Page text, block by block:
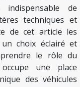
de
techniques et
de cet article les
choix éclairé et
le rôle du
une place
des véhicules